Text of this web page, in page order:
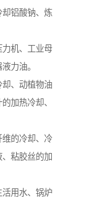
铝酸钠、炼
机、工业母
力油。
、动植物油
加热冷却、
的冷却、冷
粘胶丝的加
用水、锅炉